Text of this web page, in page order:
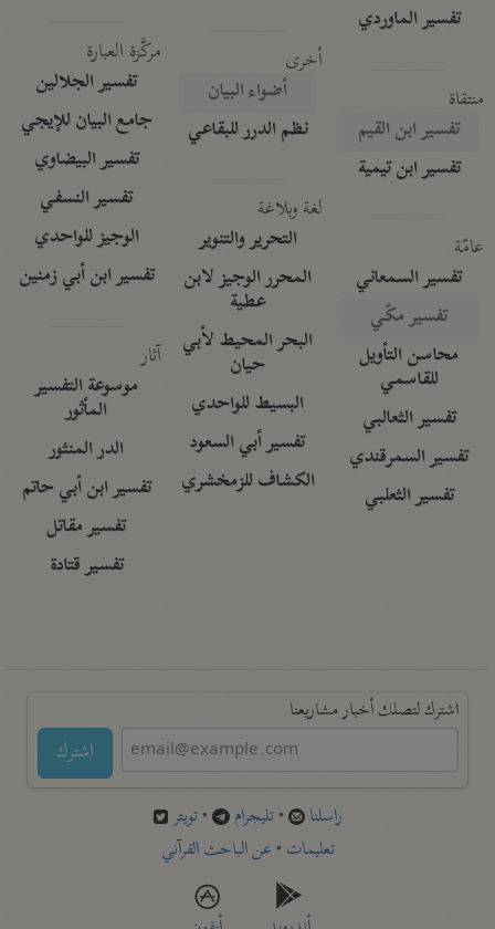
تفسير الماوردي
منتقاة
تفسير ابن القيم
تفسير ابن تيمية
عامّة
تفسير السمعاني
تفسير مكّي
محاسن التأويل
للقاسمي
تفسير الثعالبي
تفسير السمرقندي
تفسير الثعلبي
أخرى
أضواء البيان
نظم الدرر للبقاعي
لغة وبلاغة
التحرير والتنوير
المحرر الوجيز لابن
عطية
البحر المحيط لأبي
حيان
البسيط للواحدي
تفسير أبي السعود
الكشاف للزمخشري
مركَّزة العبارة
تفسير الجلالين
جامع البيان للإيجي
تفسير البيضاوي
تفسير النسفي
الوجيز للواحدي
تفسير ابن أبي زمنين
آثار
موسوعة التفسير
المأثور
الدر المنثور
تفسير ابن أبي حاتم
تفسير مقاتل
تفسير قتادة
اشترك لتصلك أخبار مشاريعنا
اشترك
راسلنا •تليجرام •تويتر
تعليمات •عن الباحث القرآني